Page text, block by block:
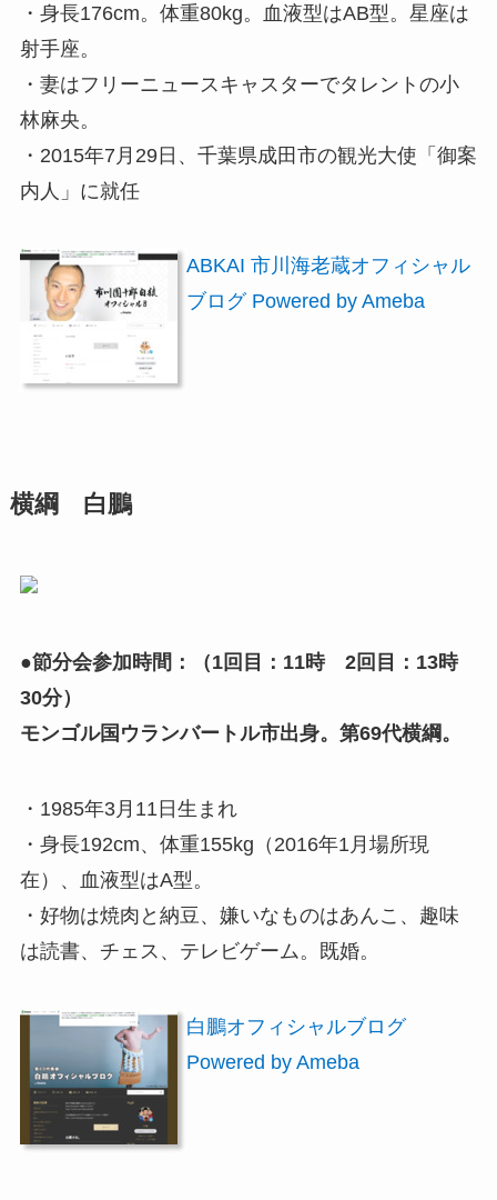
・身長176cm。体重80kg。血液型はAB型。星座は
射手座。
・妻はフリーニュースキャスターでタレントの小
林麻央。
・2015年7月29日、千葉県成田市の観光大使「御案
内人」に就任
ABKAI 市川海老蔵オフィシャル
ブログ Powered by Ameba
横綱 白鵬
●節分会参加時間：（1回目：11時 2回目：13時
30分）
モンゴル国ウランバートル市出身。第69代横綱。
・1985年3月11日生まれ
・身長192cm、体重155kg（2016年1月場所現
在）、血液型はA型。
・好物は焼肉と納豆、嫌いなものはあんこ、趣味
は読書、チェス、テレビゲーム。既婚。
白鵬オフィシャルブログ
Powered by Ameba